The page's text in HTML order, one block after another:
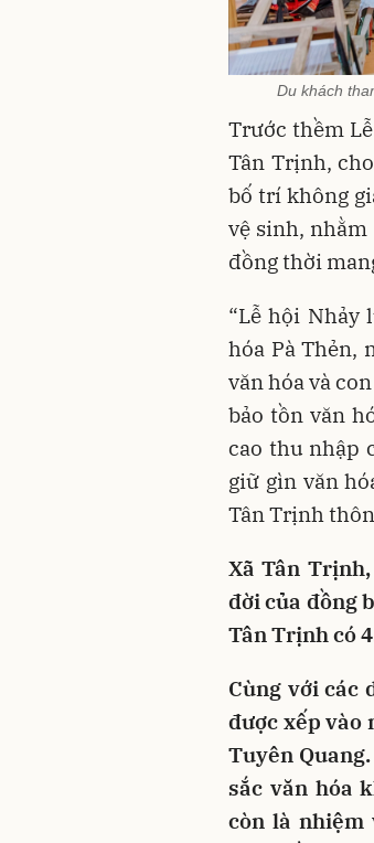
Du khách
Trước thềm
Tân Trịnh,
bố trí không
vệ sinh,
đồng thời
“Lễ hội Nhảy
hóa Pà Thẻn,
văn hóa và
bảo tồn văn
cao thu nhập
giữ gìn văn
Tân Trịnh
Xã Tân
đời của đồng
Tân Trịnh có
Cùng với các
được xếp vào
Tuyên
sắc văn hóa
còn là nhiệm